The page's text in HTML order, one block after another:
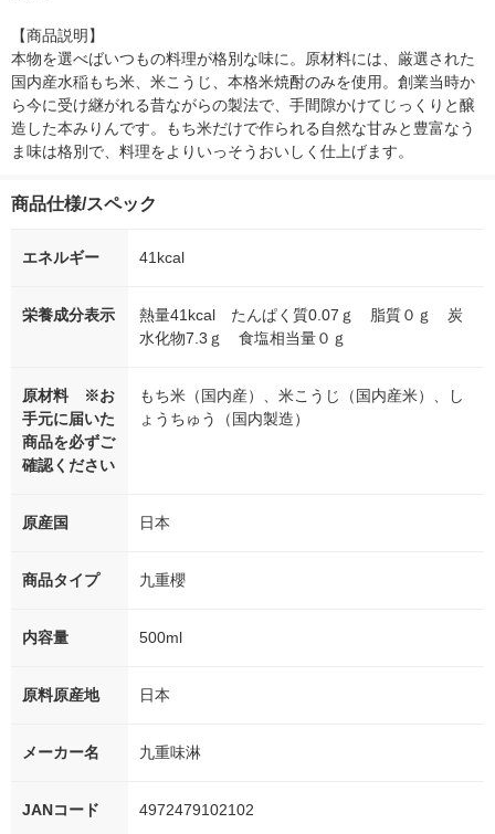
【商品説明】
本物を選べばいつもの料理が格別な味に。原材料には、厳選された
国内産水稲もち米、米こうじ、本格米焼酎のみを使用。創業当時か
ら今に受け継がれる昔ながらの製法で、手間隙かけてじっくりと醸
造した本みりんです。もち米だけで作られる自然な甘みと豊富なう
ま味は格別で、料理をよりいっそうおいしく仕上げます。
商品仕様/スペック
エネルギー 41kcal
栄養成分表示
熱量41kcal たんぱく質0.07ｇ 脂質０ｇ 炭
水化物7.3ｇ 食塩相当量０ｇ
原材料 ※お
手元に届いた
商品を必ずご
確認ください
もち米（国内産）、米こうじ（国内産米）、し
ょうちゅう（国内製造）
原産国 日本
商品タイプ 九重櫻
内容量 500ml
原料原産地 日本
メーカー名 九重味淋
JANコード 4972479102102